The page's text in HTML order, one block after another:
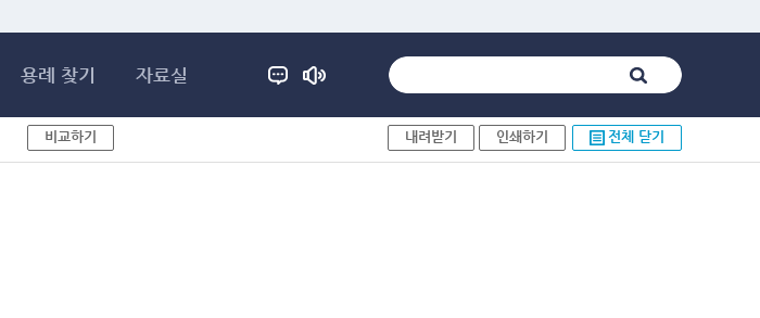
용례 찾기 자료실
비교하기 내려받기 인쇄하기 전체 닫기